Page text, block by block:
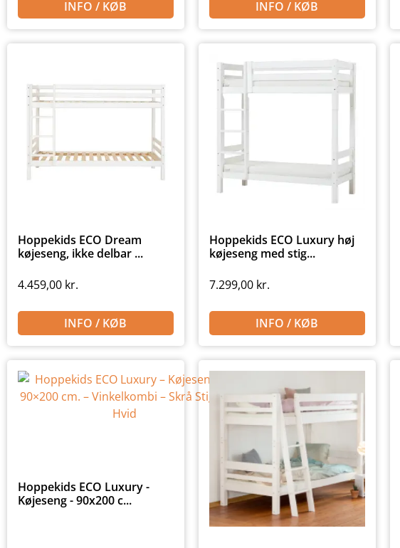
INFO / KØB INFO / KØB
Hoppekids ECO Dream
køjeseng, ikke delbar ...
4.459,00 kr.
INFO / KØB
Hoppekids ECO Luxury høj
køjeseng med stig...
7.299,00 kr.
INFO / KØB
Hoppekids ECO Luxury -
Køjeseng - 90x200 c...